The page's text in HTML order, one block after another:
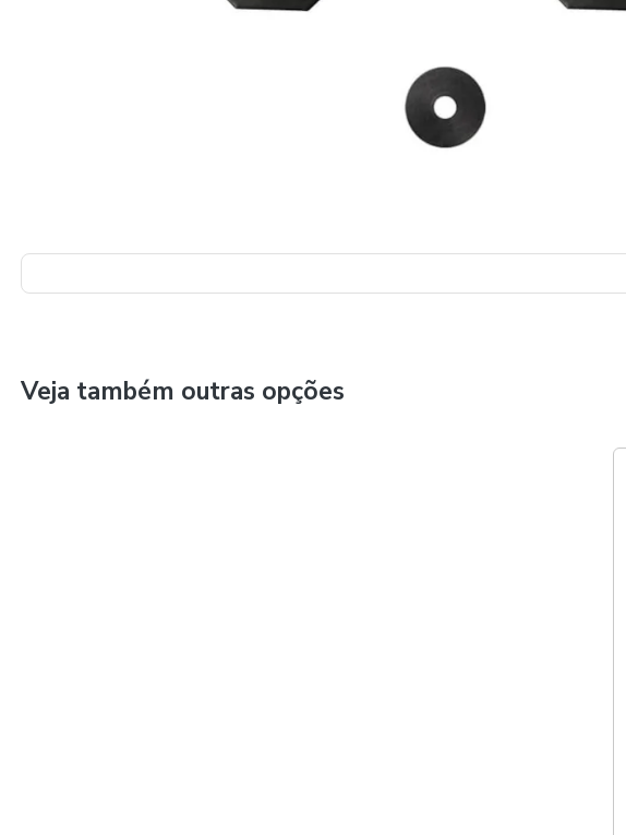
Veja também outras opções